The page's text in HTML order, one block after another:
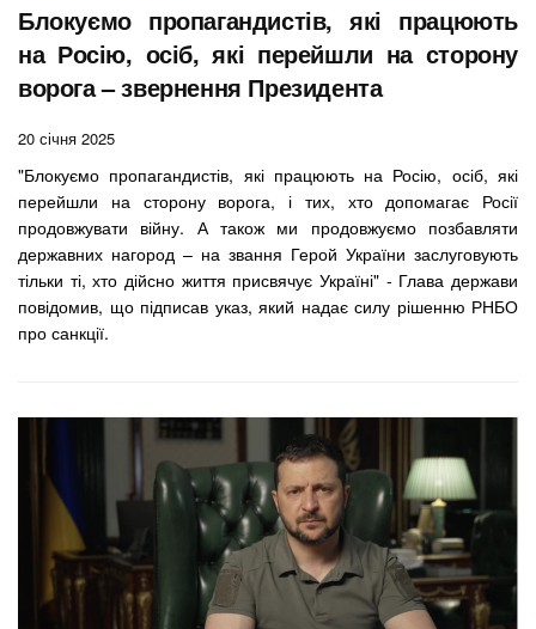
Блокуємо пропагандистів, які працюють
на Росію, осіб, які перейшли на сторону
ворога – звернення Президента
20 січня 2025
"Блокуємо пропагандистів, які працюють на Росію, осіб, які
перейшли на сторону ворога, і тих, хто допомагає Росії
продовжувати війну. А також ми продовжуємо позбавляти
державних нагород – на звання Герой України заслуговують
тільки ті, хто дійсно життя присвячує Україні" - Глава держави
повідомив, що підписав указ, який надає силу рішенню РНБО
про санкції.